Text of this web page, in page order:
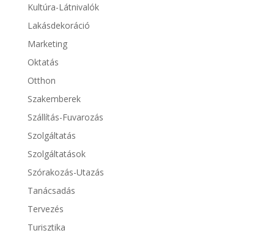
Kultúra-Látnivalók
Lakásdekoráció
Marketing
Oktatás
Otthon
Szakemberek
Szállítás-Fuvarozás
Szolgáltatás
Szolgáltatások
Szórakozás-Utazás
Tanácsadás
Tervezés
Turisztika